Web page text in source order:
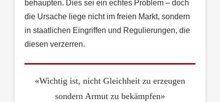
behaupten. Dies sei ein echtes Problem – doch
die Ursache liege nicht im freien Markt, sondern
in staatlichen Eingriffen und Regulierungen, die
diesen verzerren.
«Wichtig ist, nicht Gleichheit zu erzeugen
sondern Armut zu bekämpfen»